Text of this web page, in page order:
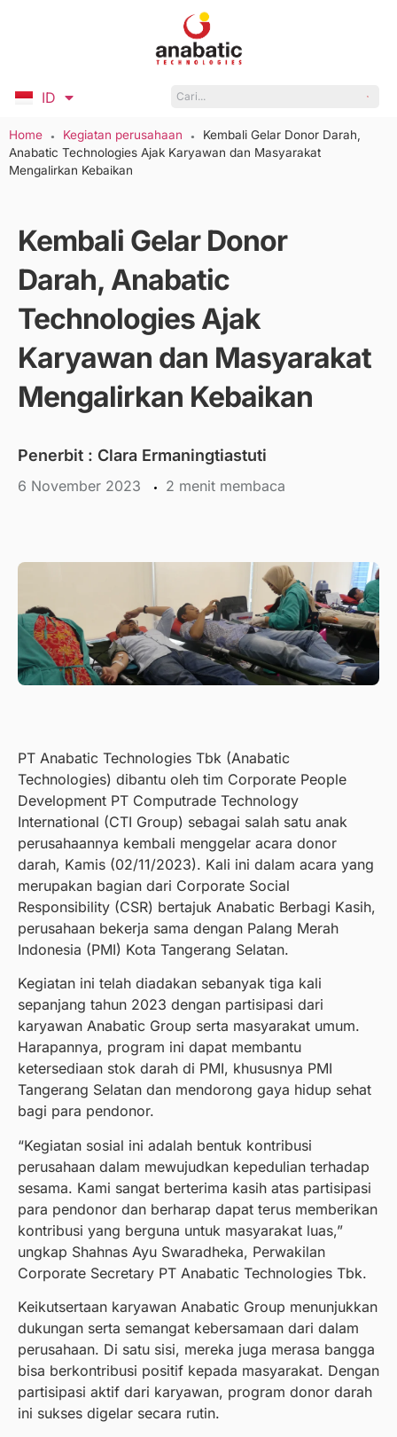
ID
EN
Home ● Kegiatan perusahaan ●
Kembali Gelar Donor Darah,
Anabatic Technologies Ajak Karyawan dan Masyarakat
Mengalirkan Kebaikan
Kembali Gelar Donor
Darah, Anabatic
Technologies Ajak
Karyawan dan Masyarakat
Mengalirkan Kebaikan
Penerbit : Clara Ermaningtiastuti
6 November 2023 menit membaca
PT Anabatic Technologies Tbk (Anabatic
Technologies) dibantu oleh tim Corporate People
Development PT Computrade Technology
International (CTI Group) sebagai salah satu anak
perusahaannya kembali menggelar acara donor
darah, Kamis (02/11/2023). Kali ini dalam acara yang
merupakan bagian dari Corporate Social
Responsibility (CSR) bertajuk Anabatic Berbagi Kasih,
perusahaan bekerja sama dengan Palang Merah
Indonesia (PMI) Kota Tangerang Selatan.
Kegiatan ini telah diadakan sebanyak tiga kali
sepanjang tahun 2023 dengan partisipasi dari
karyawan Anabatic Group serta masyarakat umum.
Harapannya, program ini dapat membantu
ketersediaan stok darah di PMI, khususnya PMI
Tangerang Selatan dan mendorong gaya hidup sehat
bagi para pendonor.
“Kegiatan sosial ini adalah bentuk kontribusi
perusahaan dalam mewujudkan kepedulian terhadap
sesama. Kami sangat berterima kasih atas partisipasi
para pendonor dan berharap dapat terus memberikan
kontribusi yang berguna untuk masyarakat luas,”
ungkap Shahnas Ayu Swaradheka, Perwakilan
Corporate Secretary PT Anabatic Technologies Tbk.
Keikutsertaan karyawan Anabatic Group menunjukkan
dukungan serta semangat kebersamaan dari dalam
perusahaan. Di satu sisi, mereka juga merasa bangga
bisa berkontribusi positif kepada masyarakat. Dengan
partisipasi aktif dari karyawan, program donor darah
ini sukses digelar secara rutin.